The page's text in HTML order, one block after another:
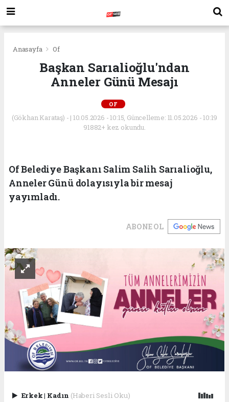
Anasayfa Of
Başkan Sarıalioğlu'ndan
Anneler Günü Mesajı
OF
(Gökhan Karataş) - | 10.05.2026 - 10:15, Güncelleme: 11.05.2026 - 10:19
91882+ kez okundu.
Of Belediye Başkanı Salim Salih Sarıalioğlu,
Anneler Günü dolayısıyla bir mesaj
yayımladı.
ABONE OL
Erkek| Kadın (Haberi Sesli Oku)